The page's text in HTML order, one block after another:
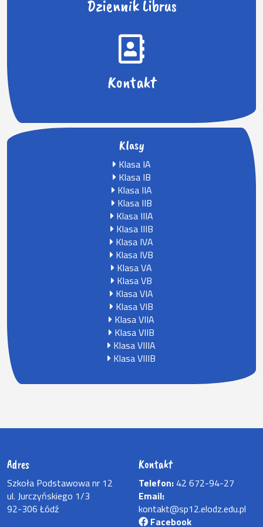
Dziennik Librus
Kontakt
Klasy
Klasa IA
Klasa IB
Klasa IIA
Klasa IIB
Klasa IIIA
Klasa IIIB
Klasa IVA
Klasa IVB
Klasa VA
Klasa VB
Klasa VIA
Klasa VIB
Klasa VIIA
Klasa VIIB
Klasa VIIIA
Klasa VIIIB
Adres
Szkoła Podstawowa nr 12
ul. Jurczyńskiego 1/3
92-306 Łódź
Kontakt
Telefon: 42 672-94-27
Email:
kontakt@sp12.elodz.edu.pl
Facebook